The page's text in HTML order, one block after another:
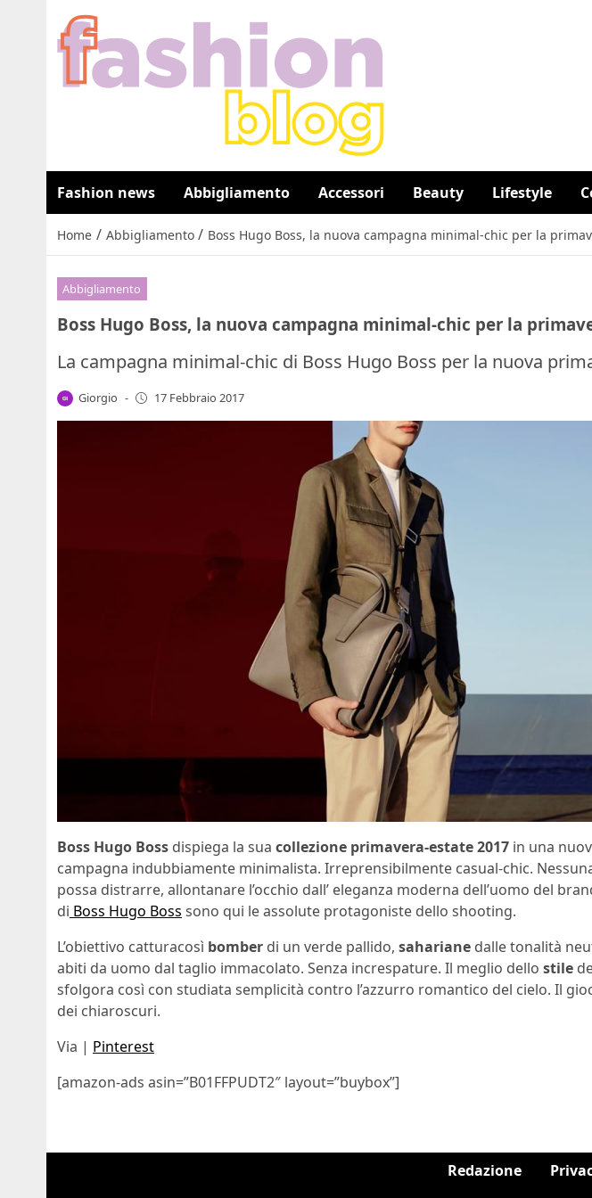
Fashion news Abbigliamento Accessori Beauty Lifestyle
Home / Abbigliamento / Boss Hugo Boss, la nuova campagna minimal-chic per la
Abbigliamento
Boss Hugo Boss, la nuova campagna minimal-chic per la
La campagna minimal-chic di Boss Hugo Boss per la nuova
Giorgio - 17 Febbraio 2017
Boss Hugo Boss dispiega la sua collezione primavera-estate 2017 in una
campagna indubbiamente minimalista. Irreprensibilmente casual-chic.
possa distrarre, allontanare l’occhio dall’ eleganza moderna dell’uomo del
di Boss Hugo Boss sono qui le assolute protagoniste dello shooting.
L’obiettivo catturacosì bomber di un verde pallido, sahariane dalle tonalità
abiti da uomo dal taglio immacolato. Senza increspature. Il meglio dello stile
sfolgora così con studiata semplicità contro l’azzurro romantico del cielo. Il
dei chiaroscuri.
Via | Pinterest
[amazon-ads asin=”B01FFPUDT2″ layout=”buybox”]
Redazione